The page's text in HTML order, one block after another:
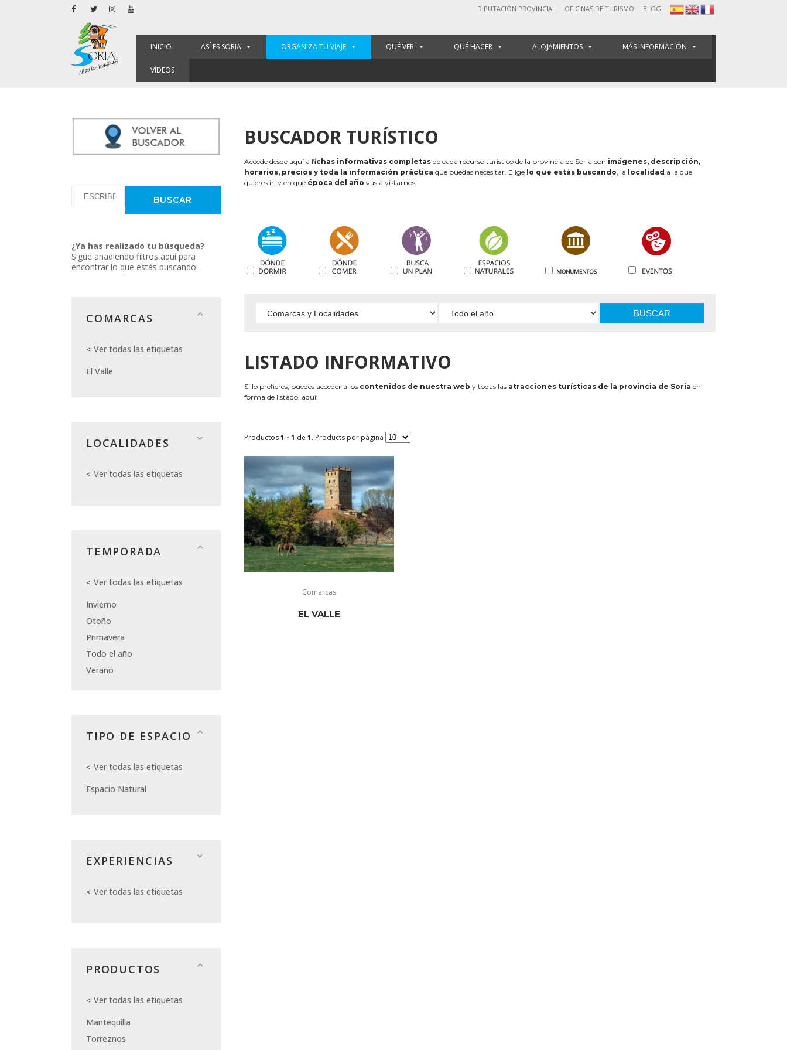
DIPUTACIÓN PROVINCIAL OFICINAS DE TURISMO BLOG
INICIO ASÍ ES SORIA ORGANIZA TU VIAJE QUÉ VER QUÉ HACER ALOJAMIENTOS MÁS INFORMACIÓN
VÍDEOS
¿Ya has realizado tu búsqueda?
Sigue añadiendo filtros aquí para
encontrar lo que estás buscando.
COMARCAS
Ver todas las etiquetas
El Valle
LOCALIDADES
Ver todas las etiquetas
TEMPORADA
Ver todas las etiquetas
Invierno
Otoño
Primavera
Todo el año
Verano
TIPO DE ESPACIO
Ver todas las etiquetas
Espacio Natural
EXPERIENCIAS
Ver todas las etiquetas
PRODUCTOS
Ver todas las etiquetas
Mantequilla
Torreznos
BUSCADOR TURÍSTICO
Accede desde aquí a fichas informativas completas de cada recurso turístico de la provincia de Soria con imágenes, descripción,
horarios, precios y toda la información práctica que puedas necesitar. Elige lo que estás buscando, la localidad a la que
quieres ir, y en qué época del año vas a vistarnos:
BUSCAR
LISTADO INFORMATIVO
Si lo prefieres, puedes acceder a los contenidos de nuestra web y todas las atracciones turísticas de la provincia de Soria en
forma de listado, aquí:
Productos1 - 1 de 1. Products por página
Comarcas
EL VALLE